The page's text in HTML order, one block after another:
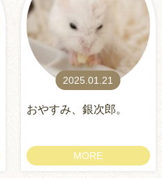
2025.01.21
おやすみ、銀次郎。
MORE